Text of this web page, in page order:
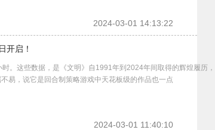
2024-03-01 14:13:22
开启！
这些数据，是《文明》自1991年到2024年间取得的辉煌履历，
易，说它是回合制策略游戏中天花板级的作品也一点
2024-03-01 11:40:10